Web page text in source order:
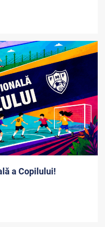
a Copilului!